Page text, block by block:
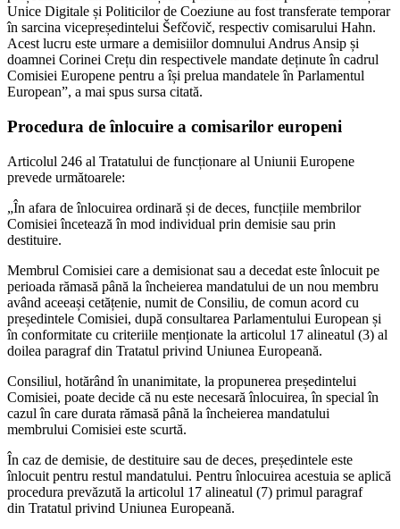
Unice Digitale și Politicilor de Coeziune au fost transferate temporar
în sarcina vicepreședintelui Šefčovič, respectiv comisarului Hahn.
Acest lucru este urmare a demisiilor domnului Andrus Ansip și
doamnei Corinei Crețu din respectivele mandate deținute în cadrul
Comisiei Europene pentru a își prelua mandatele în Parlamentul
European”, a mai spus sursa citată.
Procedura de înlocuire a comisarilor europeni
Articolul 246 al Tratatului de funcționare al Uniunii Europene
prevede următoarele:
„În afara de înlocuirea ordinară și de deces, funcțiile membrilor
Comisiei încetează în mod individual prin demisie sau prin
destituire.
Membrul Comisiei care a demisionat sau a decedat este înlocuit pe
perioada rămasă până la încheierea mandatului de un nou membru
având aceeași cetățenie, numit de Consiliu, de comun acord cu
președintele Comisiei, după consultarea Parlamentului European și
în conformitate cu criteriile menționate la articolul 17 alineatul (3) al
doilea paragraf din Tratatul privind Uniunea Europeană.
Consiliul, hotărând în unanimitate, la propunerea președintelui
Comisiei, poate decide că nu este necesară înlocuirea, în special în
cazul în care durata rămasă până la încheierea mandatului
membrului Comisiei este scurtă.
În caz de demisie, de destituire sau de deces, președintele este
înlocuit pentru restul mandatului. Pentru înlocuirea acestuia se aplică
procedura prevăzută la articolul 17 alineatul (7) primul paragraf
din Tratatul privind Uniunea Europeană.